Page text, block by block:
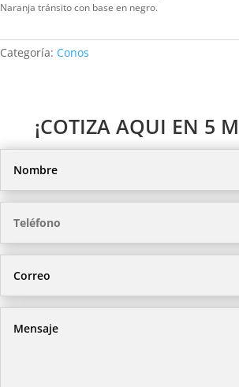
Naranja tránsito con base en negro.
Categoría: Conos
¡COTIZA AQUI EN 5